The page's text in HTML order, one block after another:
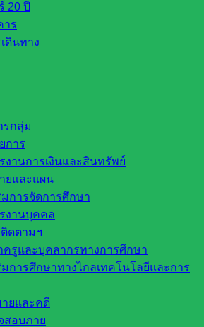
20 ปี
าร
ดินทาง
รกลุ่ม
การ
งานการเงินและสินทรัพย์
ยและแผน
มการจัดการศึกษา
งานบุคคล
ดตามฯ
รูและบุคลากรทางการศึกษา
มการศึกษาทางไกลเทคโนโลยีและการ
ยและคดี
สอบภาย